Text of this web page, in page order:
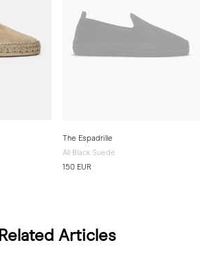
The Espadrille
All Black Suede
150 EUR
Related Articles